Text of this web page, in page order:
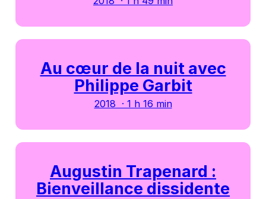
Au cœur de la nuit avec
Philippe Garbit
2018 · 1 h 16 min
Augustin Trapenard :
Bienveillance dissidente